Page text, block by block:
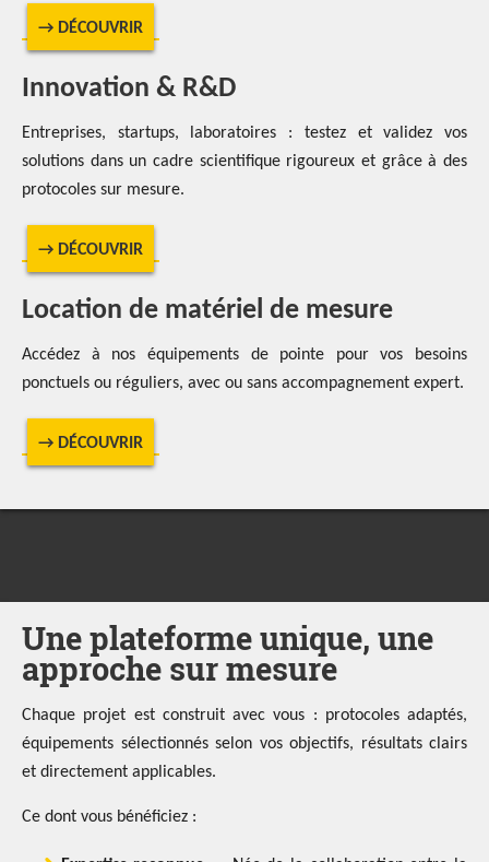
→ DÉCOUVRIR
Innovation & R&D
Entreprises, startups, laboratoires : testez et validez vos
solutions dans un cadre scientifique rigoureux et grâce à des
protocoles sur mesure.
→ DÉCOUVRIR
Location de matériel de mesure
Accédez à nos équipements de pointe pour vos besoins
ponctuels ou réguliers, avec ou sans accompagnement expert.
→ DÉCOUVRIR
Une plateforme unique, une
approche sur mesure
Chaque projet est construit avec vous : protocoles adaptés,
équipements sélectionnés selon vos objectifs, résultats clairs
et directement applicables.
Ce dont vous bénéficiez :